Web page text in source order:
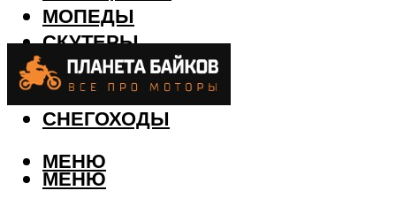
МОПЕДЫ
СКУТЕРЫ
КВАДРОЦИКЛЫ
ЛОДКИ
СНЕГОХОДЫ
МЕНЮ
МЕНЮ